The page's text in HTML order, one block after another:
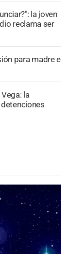
la joven
reclama ser
para madre e
la